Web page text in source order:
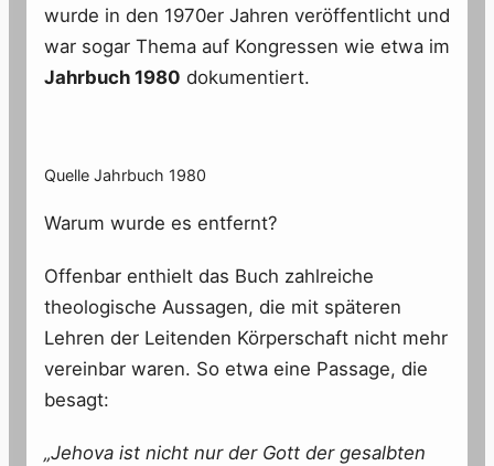
wurde in den 1970er Jahren veröffentlicht und
war sogar Thema auf Kongressen wie etwa im
Jahrbuch 1980 dokumentiert.
Quelle Jahrbuch 1980
Warum wurde es entfernt?
Offenbar enthielt das Buch zahlreiche
theologische Aussagen, die mit späteren
Lehren der Leitenden Körperschaft nicht mehr
vereinbar waren. So etwa eine Passage, die
besagt:
„Jehova ist nicht nur der Gott der gesalbten